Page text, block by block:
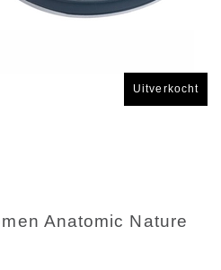
Uitverkocht
Anatomic Nature